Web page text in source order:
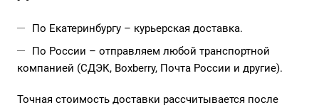
По Екатеринбургу – курьерская доставка.
По России – отправляем любой транспортной
компанией (СДЭК, Boxberry, Почта России и другие).
Точная стоимость доставки рассчитывается после